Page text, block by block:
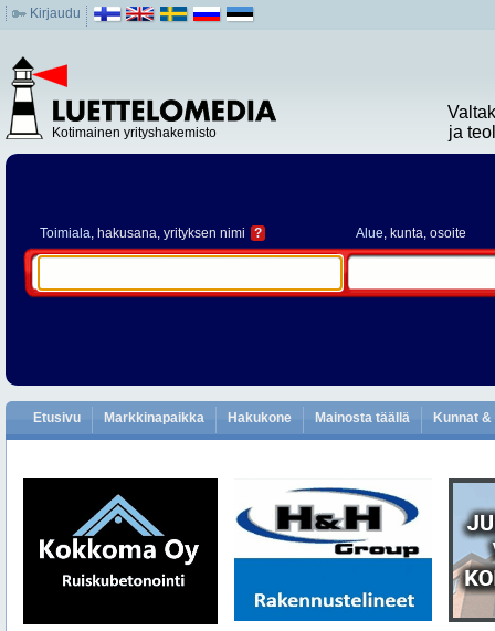
Kirjaudu
Kotimainen yrityshakemisto
ja
Toimiala, hakusana, yrityksen nimi ? Alue, kunta, osoite
Etusivu Markkinapaikka Hakukone Mainosta täällä Kunnat